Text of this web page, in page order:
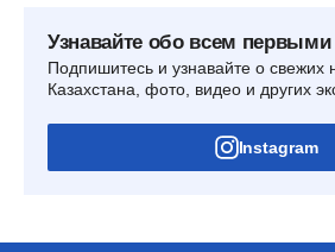
Узнавайте обо всем первыми
Подпишитесь и узнавайте о свежих
Казахстана, фото, видео и других
Instagram